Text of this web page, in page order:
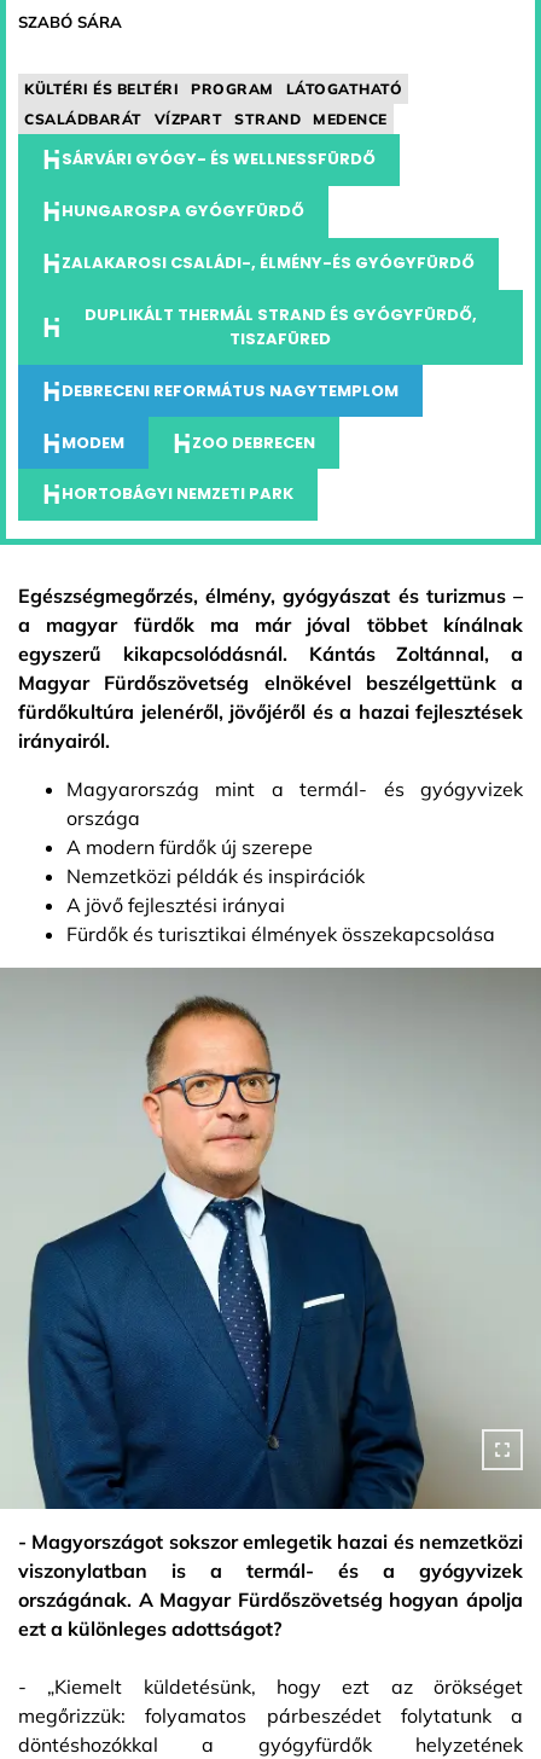
SZABÓ SÁRA
KÜLTÉRI ÉS BELTÉRI PROGRAM
LÁTOGATHATÓ
CSALÁDBARÁT
VÍZPART STRAND MEDENCE
SÁRVÁRI GYÓGY- ÉS WELLNESSFÜRDŐ
HUNGAROSPA GYÓGYFÜRDŐ
ZALAKAROSI CSALÁDI-, ÉLMÉNY-ÉS GYÓGYFÜRDŐ
DUPLIKÁLT THERMÁL STRAND ÉS GYÓGYFÜRDŐ,
TISZAFÜRED
DEBRECENI REFORMÁTUS NAGYTEMPLOM
MODEM ZOO DEBRECEN
HORTOBÁGYI NEMZETI PARK
Egészségmegőrzés, élmény, gyógyászat és turizmus –
a magyar fürdők ma már jóval többet kínálnak
egyszerű kikapcsolódásnál. Kántás Zoltánnal, a
Magyar Fürdőszövetség elnökével beszélgettünk a
fürdőkultúra jelenéről, jövőjéről és a hazai fejlesztések
irányairól.
Magyarország mint a termál- és gyógyvizek
országa
A modern fürdők új szerepe
Nemzetközi példák és inspirációk
A jövő fejlesztési irányai
Fürdők és turisztikai élmények összekapcsolása
- Magyországot sokszor emlegetik hazai és nemzetközi
viszonylatban is a termál- és a gyógyvizek
országának. A Magyar Fürdőszövetség hogyan ápolja
ezt a különleges adottságot?
- „Kiemelt küldetésünk, hogy ezt az örökséget
megőrizzük: folyamatos párbeszédet folytatunk a
döntéshozókkal a gyógyfürdők helyzetének